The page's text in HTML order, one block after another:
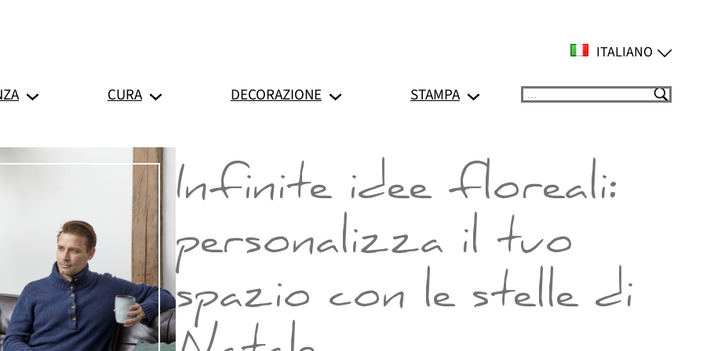
ITALIANO
CURA DECORAZIONE STAMPA Suchen
Infinite idee floreali:
personalizza il tuo
spazio con le stelle di